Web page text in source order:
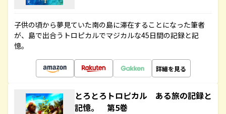
子供の頃から夢見ていた南の島に滞在することになった筆者
が、島で出合うトロピカルでマジカルな45日間の記録と記
憶。
詳細を見る
とろとろトロピカル ある旅の記録と
記憶。 第5巻